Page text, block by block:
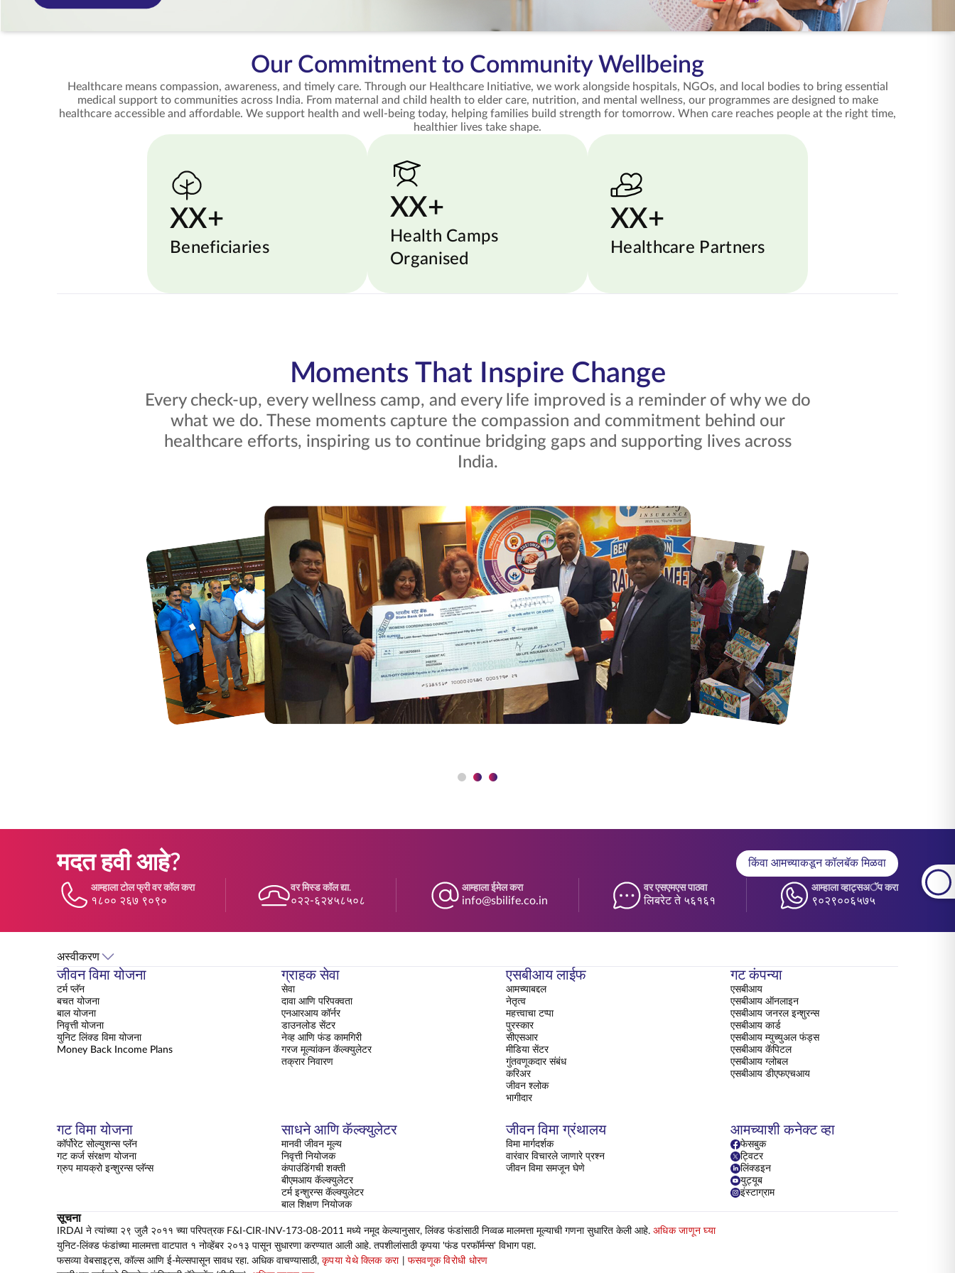
Our Commitment to Community Wellbeing
Healthcare means compassion, awareness, and timely care. Through our Healthcare Initiative, we work alongside hospitals, NGOs, and local bodies to bring essential
medical support to communities across India. From maternal and child health to elder care, nutrition, and mental wellness, our programmes are designed to make
healthcare accessible and affordable. We support health and well-being today, helping families build strength for tomorrow. When care reaches people at the right time,
healthier lives take shape.
XX+
Beneficiaries
XX+
Health Camps
Organised
XX+
Healthcare Partners
Moments That Inspire Change
Every check-up, every wellness camp, and every life improved is a reminder of why we do
what we do. These moments capture the compassion and commitment behind our
healthcare efforts, inspiring us to continue bridging gaps and supporting lives across
India.
मदत हवी आहे? किंवा आमच्याकडून कॉलबॅक मिळवा
आम्हाला टोल फ्री वर कॉल करा
१८०० २६७ ९०९०
वर मिस्ड कॉल द्या.
०२२-६२४५८५०८
आम्हाला ईमेल करा
info@sbilife.co.in
वर एसएमएस पाठवा
लिबरेट ते ५६१६१
आम्हाला व्हाट्सअॅप करा
९०२९००६५७५
अस्वीकरण
जीवन विमा योजना
टर्म प्लॅन
बचत योजना
बाल योजना
निवृत्ती योजना
युनिट लिंक्ड विमा योजना
Money Back Income Plans
ग्राहक सेवा
सेवा
दावा आणि परिपक्वता
एनआरआय कॉर्नर
डाउनलोड सेंटर
नेव्ह आणि फंड कामगिरी
गरज मूल्यांकन कॅल्क्युलेटर
तक्रार निवारण
एसबीआय लाईफ
आमच्याबद्दल
नेतृत्व
महत्त्वाचा टप्पा
पुरस्कार
सीएसआर
मीडिया सेंटर
गुंतवणूकदार संबंध
करिअर
जीवन श्लोक
भागीदार
गट कंपन्या
एसबीआय
एसबीआय ऑनलाइन
एसबीआय जनरल इन्शुरन्स
एसबीआय कार्ड
एसबीआय म्युच्युअल फंड्स
एसबीआय कॅपिटल
एसबीआय ग्लोबल
एसबीआय डीएफएचआय
गट विमा योजना
कॉर्पोरेट सोल्युशन्स प्लॅन
गट कर्ज संरक्षण योजना
ग्रुप मायक्रो इन्शुरन्स प्लॅन्स
साधने आणि कॅल्क्युलेटर
मानवी जीवन मूल्य
निवृत्ती नियोजक
कंपाउंडिंगची शक्ती
बीएमआय कॅल्क्युलेटर
टर्म इन्शुरन्स कॅल्क्युलेटर
बाल शिक्षण नियोजक
जीवन विमा ग्रंथालय
विमा मार्गदर्शक
वारंवार विचारले जाणारे प्रश्न
जीवन विमा समजून घेणे
आमच्याशी कनेक्ट व्हा
फेसबुक
ट्विटर
लिंक्डइन
युट्यूब
इंस्टाग्राम
सूचना
IRDAI ने त्यांच्या २९ जुलै २०११ च्या परिपत्रक F&I-CIR-INV-173-08-2011 मध्ये नमूद केल्यानुसार, लिंक्ड फंडांसाठी निव्वळ मालमत्ता मूल्याची गणना सुधारित केली आहे. अधिक जाणून घ्या
युनिट-लिंक्ड फंडांच्या मालमत्ता वाटपात १ नोव्हेंबर २०१३ पासून सुधारणा करण्यात आली आहे. तपशीलांसाठी कृपया 'फंड परफॉर्मन्स' विभाग पहा.
फसव्या वेबसाइट्स, कॉल्स आणि ई-मेल्सपासून सावध रहा. अधिक वाचण्यासाठी, कृपया येथे क्लिक करा| फसवणूक विरोधी धोरण